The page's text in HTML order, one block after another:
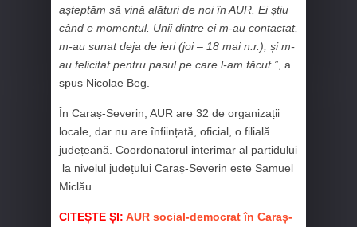
așteptăm să vină alături de noi în AUR. Ei știu
când e momentul. Unii dintre ei m-au contactat,
m-au sunat deja de ieri (joi – 18 mai n.r.), și m-
au felicitat pentru pasul pe care l-am făcut.” , a
spus Nicolae Beg.
În Caraș-Severin, AUR are 32 de organizații
locale, dar nu are înființată, oficial, o filială
județeană. Coordonatorul interimar al partidului
la nivelul județului Caraș-Severin este Samuel
Miclău.
CITEȘTE ȘI: AUR social-democrat în Caraș-